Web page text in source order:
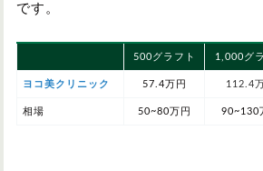
です。
500グラフト 1,000グ
ヨコ美クリニック 57.4万円 112.4
相場 50~80万円 90~130